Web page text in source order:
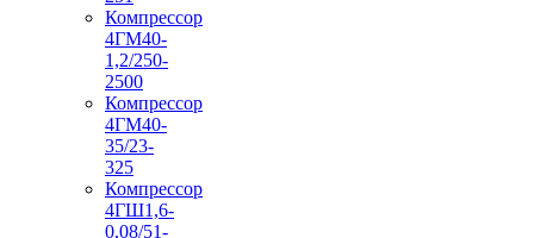
Компрессор
4ГМ40-
1,2/250-
2500
Компрессор
4ГМ40-
35/23-
325
Компрессор
4ГШ1,6-
0,08/51-